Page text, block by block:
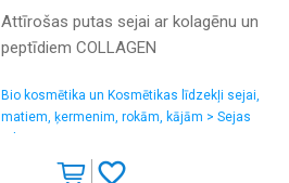
Attīrošas putas sejai ar kolagēnu un
peptīdiem COLLAGEN
Bio kosmētika un Kosmētikas līdzekļi sejai,
matiem, ķermenim, rokām, kājām > Sejas